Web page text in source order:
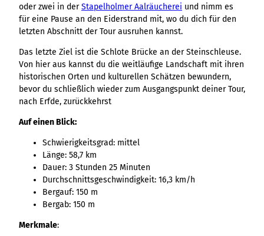
oder zwei in derStapelholmer Aalräucherei und nimm es
für eine Pause an den Eiderstrand mit, wo du dich für den
letzten Abschnitt der Tour ausruhen kannst.
Das letzte Ziel ist die Schlote Brücke an der Steinschleuse.
Von hier aus kannst du die weitläufige Landschaft mit ihren
historischen Orten und kulturellen Schätzen bewundern,
bevor du schließlich wieder zum Ausgangspunkt deiner Tour,
nach Erfde, zurückkehrst
Auf einen Blick:
Schwierigkeitsgrad: mittel
Länge: 58,7 km
Dauer: 3 Stunden 25 Minuten
Durchschnittsgeschwindigkeit: 16,3 km/h
Bergauf: 150 m
Bergab: 150 m
Merkmale: